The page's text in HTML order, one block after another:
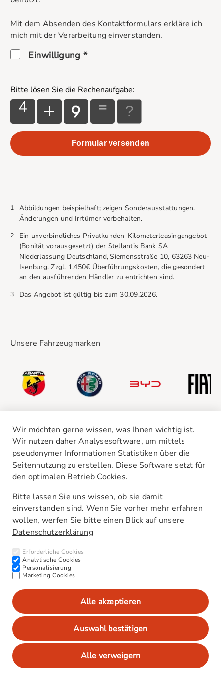
Mit dem Absenden des Kontaktformulars erkläre ich
mich mit der Verarbeitung einverstanden.
Einwilligung *
Bitte lösen Sie die Rechenaufgabe:
4 =
1
Abbildungen beispielhaft; zeigen Sonderausstattungen.
Änderungen und Irrtümer vorbehalten.
2
Ein unverbindliches Privatkunden-Kilometerleasingangebot
(Bonität vorausgesetzt) der Stellantis Bank SA
Niederlassung Deutschland, Siemensstraße 10, 63263 Neu-
Isenburg. Zzgl. 1.450€ Überführungskosten, die gesondert
an den ausführenden Händler zu entrichten sind.
3 Das Angebot ist gültig bis zum 30.09.2026.
Unsere Fahrzeugmarken
Unsere Standorte
Kontakt
AGB
Barrierefreiheitserklärung
Newsletter
Interne Meldestelle (HinSchG)
CO₂-Werte/Kraftstoffverbrauch
Impressum
Datenschutzeinstellungen anpassen
© 2026 Autohaus Kummich
Wir möchten gerne wissen, was Ihnen wichtig ist.
Wir nutzen daher Analysesoftware, um mittels
pseudonymer Informationen Statistiken über die
Seitennutzung zu erstellen. Diese Software setzt für
den optimalen Betrieb Cookies.
Bitte lassen Sie uns wissen, ob sie damit
einverstanden sind. Wenn Sie vorher mehr erfahren
wollen, werfen Sie bitte einen Blick auf unsere
Datenschutzerklärung
Erforderliche Cookies
Analytische Cookies
Personalisierung
Marketing Cookies
Alle akzeptieren
Auswahl bestätigen
Alle verweigern